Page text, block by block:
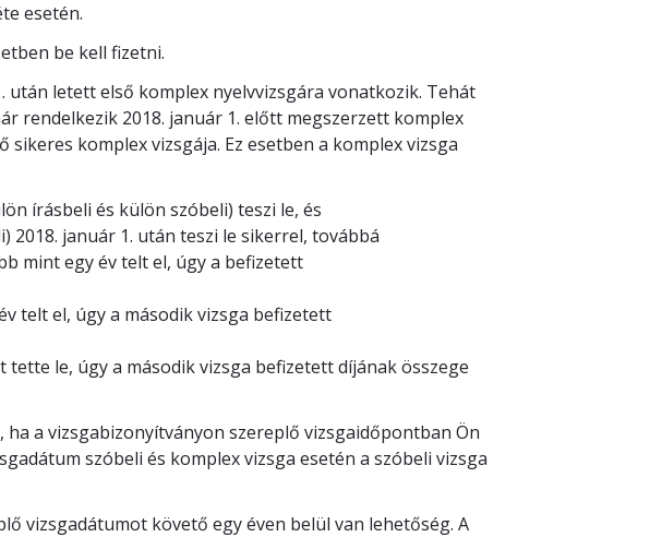
esetén.
be kell fizetni.
után letett első komplex nyelvvizsgára vonatkozik. Tehát
rendelkezik 2018. január 1. előtt megszerzett komplex
sikeres komplex vizsgája. Ez esetben a komplex vizsga
írásbeli és külön szóbeli) teszi le, és
2018. január 1. után teszi le sikerrel, továbbá
mint egy év telt el, úgy a befizetett
telt el, úgy a második vizsga befizetett
tette le, úgy a második vizsga befizetett díjának összege
a vizsgabizonyítványon szereplő vizsgaidőpontban Ön
szóbeli és komplex vizsga esetén a szóbeli vizsga
vizsgadátumot követő egy éven belül van lehetőség. A